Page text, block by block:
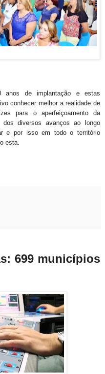
anos de implantação e estas
conhecer melhor a realidade de
para o aperfeiçoamento da
diversos avanços ao longo
e por isso em todo o território
esta.
699 municípios